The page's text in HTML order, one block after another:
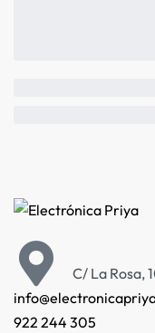
C/ La Rosa,
922 244 305